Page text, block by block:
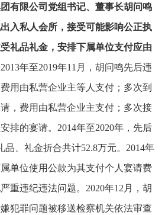
有限公司党组书记、董事长胡问鸣
入私人会所，接受可能影响公正执
礼品礼金，安排下属单位支付应由
2013年至2019年11月，胡问鸣先后违
用由私营企业主等人支付；多次到
，费用由私营企业主支付；多次接
排的宴请。2014年至2020年，先后
品、礼金折合共计52.8万元。2014年
单位使用公款为其支付个人宴请费
重违纪违法问题。2020年12月，胡
犯罪问题被移送检察机关依法审查